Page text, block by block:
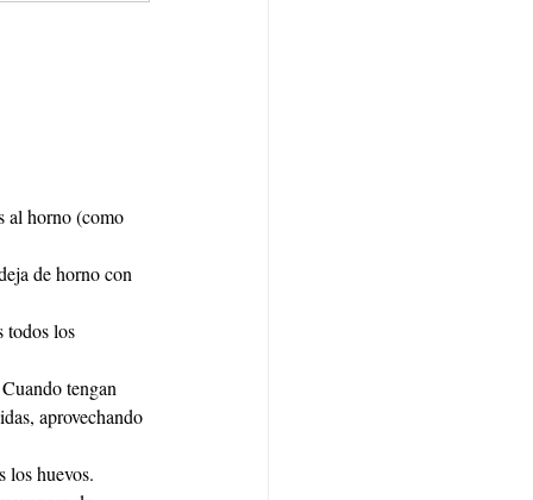
al horno (como
de horno con
todos los
tengan
aprovechando
los huevos.